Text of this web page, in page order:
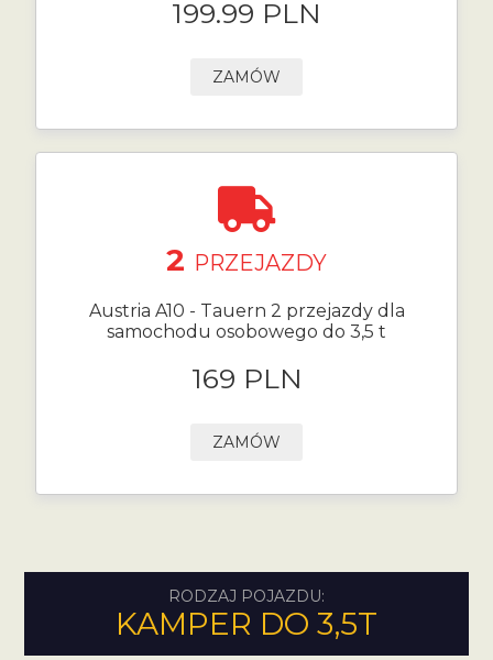
199.99 PLN
ZAMÓW
2 PRZEJAZDY
Austria A10 - Tauern 2 przejazdy dla
samochodu osobowego do 3,5 t
169 PLN
ZAMÓW
RODZAJ POJAZDU:
KAMPER DO 3,5T